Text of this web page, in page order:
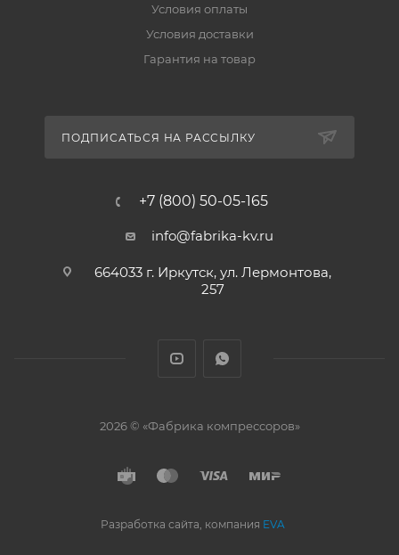
Условия оплаты
Условия доставки
Гарантия на товар
ПОДПИСАТЬСЯ НА РАССЫЛКУ
+7 (800) 50-05-165
info@fabrika-kv.ru
664033 г. Иркутск, ул. Лермонтова,
257
2026 © «Фабрика компрессоров»
Разработка сайта, компания EVA